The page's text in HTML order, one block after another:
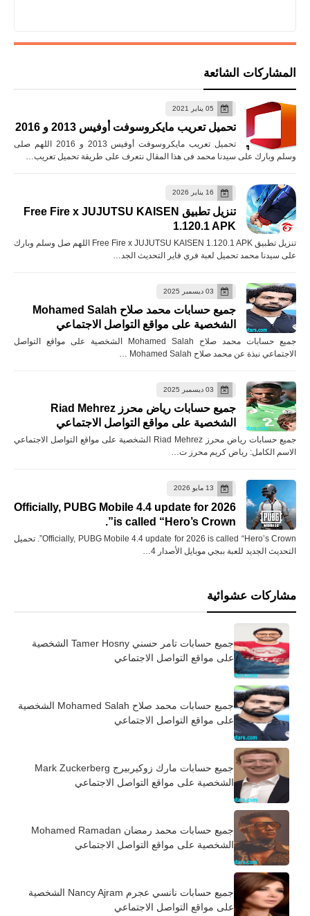
المشاركات الشائعة
05 يناير 2021
تحميل تعريب مايكروسوفت أوفيس 2013 و 2016
تحميل تعريب مايكروسوفت أوفيس 2013 و 2016 اللهم صلى
وسلم وبارك على سيدنا محمد فى هذا المقال نتعرف على طريقة تحميل تعريب…
16 يناير 2026
تنزيل تطبيق Free Fire x JUJUTSU KAISEN
1.120.1 APK
تنزيل تطبيق Free Fire x JUJUTSU KAISEN 1.120.1 APK اللهم صل وسلم وبارك
على سيدنا محمد تحميل لعبة فري فاير التحديث الجد…
03 ديسمبر 2025
جميع حسابات محمد صلاح Mohamed Salah
الشخصية على مواقع التواصل الاجتماعي
جميع حسابات محمد صلاح Mohamed Salah الشخصية على مواقع التواصل
الاجتماعي نبذة عن محمد صلاح Mohamed Salah …
03 ديسمبر 2025
جميع حسابات رياض محرز Riad Mehrez
الشخصية على مواقع التواصل الاجتماعي
جميع حسابات رياض محرز Riad Mehrez الشخصية على مواقع التواصل الاجتماعي
الاسم الكامل: رياض كريم محرز ت…
13 مايو 2026
Officially, PUBG Mobile 4.4 update for 2026
is called “Hero’s Crown”.
Officially, PUBG Mobile 4.4 update for 2026 is called “Hero’s Crown”. تحميل
التحديث الجديد للعبة ببجي موبايل الأصدار 4…
مشاركات عشوائية
جميع حسابات تامر حسني Tamer Hosny الشخصية
على مواقع التواصل الاجتماعي
جميع حسابات محمد صلاح Mohamed Salah الشخصية
على مواقع التواصل الاجتماعي
جميع حسابات مارك زوكيربيرج Mark Zuckerberg
الشخصية على مواقع التواصل الاجتماعي
جميع حسابات محمد رمضان Mohamed Ramadan
الشخصية على مواقع التواصل الاجتماعي
جميع حسابات نانسي عجرم Nancy Ajram الشخصية
على مواقع التواصل الاجتماعي